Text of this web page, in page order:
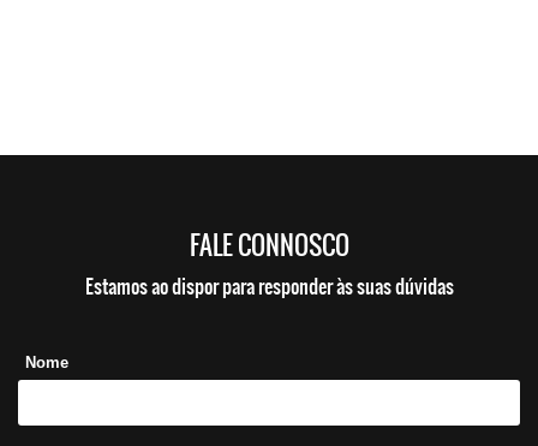
FALE CONNOSCO
Estamos ao dispor para responder às suas dúvidas
Nome